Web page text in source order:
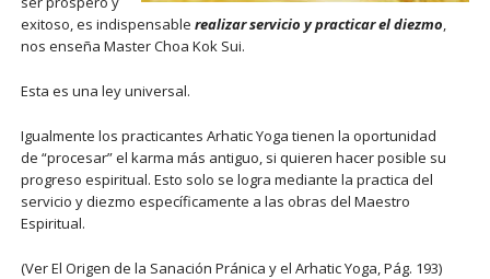
exitoso, es indispensable realizar servicio y practicar el diezmo,
nos enseña Master Choa Kok Sui.
Esta es una ley universal.
Igualmente los practicantes Arhatic Yoga tienen la oportunidad
de “procesar” el karma más antiguo, si quieren hacer posible su
progreso espiritual. Esto solo se logra mediante la practica del
servicio y diezmo específicamente a las obras del Maestro
Espiritual.
(Ver El Origen de la Sanación Pránica y el Arhatic Yoga, Pág. 193)